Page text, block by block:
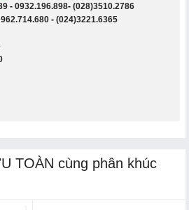
- 0932.196.898- (028)3510.2786
- (024)3221.6365
TOÀN cùng phân khúc